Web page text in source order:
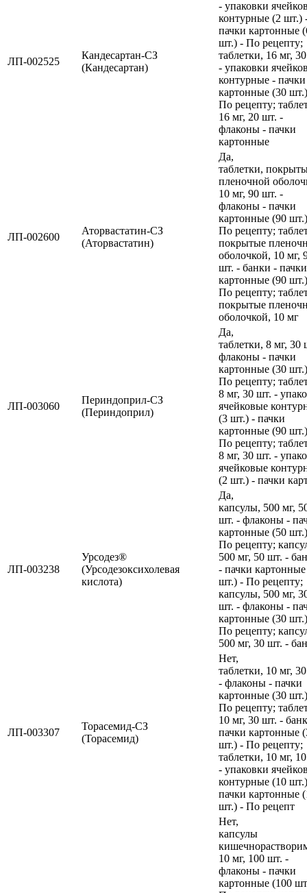
ЛП-002525
Кандесартан-СЗ
(Кандесартан)
- упаковки
контурные (2 шт.)
пачки картонные
шт.) - По рецепту;
таблетки, 16 мг,
- упаковки
контурные - пачки
картонные (30
По рецепту;
16 мг, 20 шт. -
флаконы - пачки
картонные
ЛП-002600
Аторвастатин-СЗ
(Аторвастатин)
Да,
таблетки,
пленочной
10 мг, 90 шт. -
флаконы - пачки
картонные (90
По рецепту;
покрытые
оболочкой, 10 мг,
шт. - банки - пачки
картонные (90
По рецепту;
покрытые
оболочкой, 10 мг
ЛП-003060
Периндоприл-СЗ
(Периндоприл)
Да,
таблетки, 8 мг, 30
флаконы - пачки
картонные (30
По рецепту;
8 мг, 30 шт. -
ячейковые
(3 шт.) - пачки
картонные (90
По рецепту;
8 мг, 30 шт. -
ячейковые
(2 шт.) - пачки
ЛП-003238
Урсодез®
(Урсодезоксихолевая
кислота)
Да,
капсулы, 500 мг,
шт. - флаконы -
картонные (50
По рецепту;
500 мг, 50 шт. -
- пачки
шт.) - По рецепту;
капсулы, 500 мг,
шт. - флаконы -
картонные (30
По рецепту;
500 мг, 30 шт. - бан
ЛП-003307
Торасемид-СЗ
(Торасемид)
Нет,
таблетки, 10 мг,
- флаконы - пачки
картонные (30
По рецепту;
10 мг, 30 шт. -
пачки картонные
шт.) - По рецепту;
таблетки, 10 мг,
- упаковки
контурные (10
пачки картонные
шт.) - По рецепт
Нет,
капсулы
10 мг, 100 шт. -
флаконы - пачки
картонные (100